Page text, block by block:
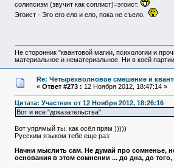
солипсизм (звучит как соплист)=эгоист.
Эгоист - Эго его ело и ело, пока не съело.
Не сторонник "квантовой магии, психологии и
материальное и нематериальное. Ни в коей
Re: Четырёхволновое смешение и
« Ответ #273 : 12 Ноября 2012, 18:47:14 »
Цитата: Участник от 12 Ноября 2012, 18:26:16
Вот и все "доказательства".
Вот упрямый ты, как осёл прям )))))
Русским языком тебе еще раз:
Начни мыслить сам. Не думай про сомненье,
основания в этом сомнении ... до дна, до